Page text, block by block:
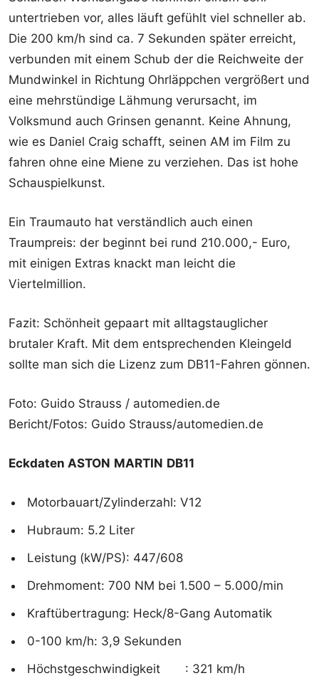
untertrieben vor, alles läuft gefühlt viel schneller ab.
Die 200 km/h sind ca. 7 Sekunden später erreicht,
verbunden mit einem Schub der die Reichweite der
Mundwinkel in Richtung Ohrläppchen vergrößert und
eine mehrstündige Lähmung verursacht, im
Volksmund auch Grinsen genannt. Keine Ahnung,
wie es Daniel Craig schafft, seinen AM im Film zu
fahren ohne eine Miene zu verziehen. Das ist hohe
Schauspielkunst.
Ein Traumauto hat verständlich auch einen
Traumpreis: der beginnt bei rund 210.000,- Euro,
mit einigen Extras knackt man leicht die
Viertelmillion.
Fazit: Schönheit gepaart mit alltagstauglicher
brutaler Kraft. Mit dem entsprechenden Kleingeld
sollte man sich die Lizenz zum DB11-Fahren gönnen.
Foto: Guido Strauss / automedien.de
Bericht/Fotos: Guido Strauss/automedien.de
Eckdaten ASTON MARTIN DB11
Motorbauart/Zylinderzahl: V12
Hubraum: 5.2 Liter
Leistung (kW/PS): 447/608
Drehmoment: 700 NM bei 1.500 – 5.000/min
Kraftübertragung: Heck/8-Gang Automatik
0-100 km/h: 3,9 Sekunden
Höchstgeschwindigkeit : 321 km/h